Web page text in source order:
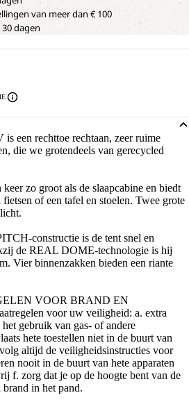
van meer dan € 100
dagen
een rechttoe rechtaan, zeer ruime
die we grotendeels van gerecycled
zo groot als de slaapcabine en biedt
of een tafel en stoelen. Twee grote
constructie is de tent snel en
de REAL DOME-technologie is hij
Vier binnenzakken bieden een riante
VOOR BRAND EN
voor uw veiligheid: a. extra
gebruik van gas- of andere
hete toestellen niet in de buurt van
altijd de veiligheidsinstructies voor
nooit in de buurt van hete apparaten
f. zorg dat je op de hoogte bent van de
brand in het pand.